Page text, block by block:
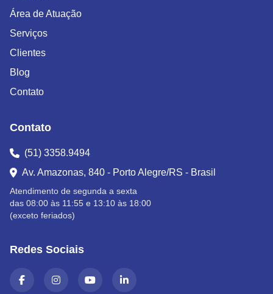
Área de Atuação
Serviços
Clientes
Blog
Contato
Contato
(51) 3358.9494
Av. Amazonas, 840 - Porto Alegre/RS - Brasil
Atendimento de segunda a sexta
das 08:00 às 11:55 e 13:10 às 18:00
(exceto feriados)
Redes Sociais